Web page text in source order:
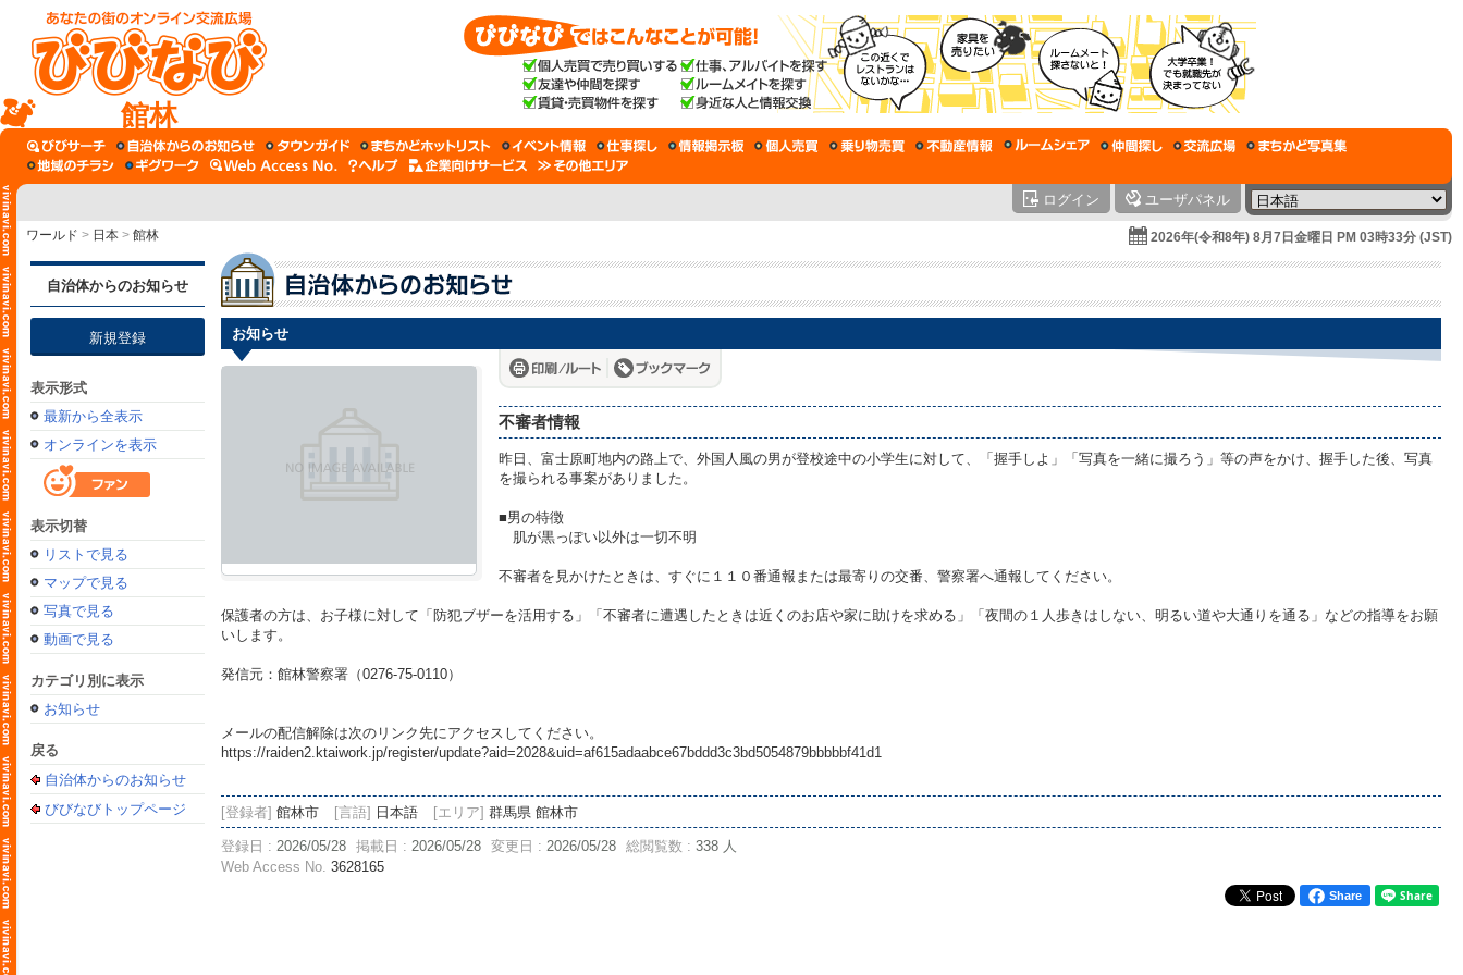
館林
ログイン ユーザパネル
ワールド > 日本 > 館林 2026年(令和8年) 8月7日金曜日 PM 03時33分 (JST)
自治体からのお知らせ
新規登録
表示形式
最新から全表示
オンラインを表示
表示切替
リストで見る
マップで見る
写真で見る
動画で見る
カテゴリ別に表示
お知らせ
戻る
自治体からのお知らせ
びびなびトップページ
お知らせ
不審者情報
昨日、富士原町地内の路上で、外国人風の男が登校途中の小学生に対して、「握手しよ」「写真を一緒に撮ろう」等の声をかけ、握手した後、写真
を撮られる事案がありました。
■男の特徴
肌が黒っぽい以外は一切不明
不審者を見かけたときは、すぐに１１０番通報または最寄りの交番、警察署へ通報してください。
保護者の方は、お子様に対して「防犯ブザーを活用する」「不審者に遭遇したときは近くのお店や家に助けを求める」「夜間の１人歩きはしない、明るい道や大通りを通る」などの指導をお願
いします。
発信元：館林警察署（0276-75-0110）
メールの配信解除は次のリンク先にアクセスしてください。
https://raiden2.ktaiwork.jp/register/update?aid=2028&uid=af615adaabce67bddd3c3bd5054879bbbbbf41d1
[登録者] 館林市 [言語] 日本語 [エリア] 群馬県 館林市
登録日 : 2026/05/28 掲載日 : 2026/05/28 変更日 : 2026/05/28 総閲覧数 : 338 人
Web Access No. 3628165
Share